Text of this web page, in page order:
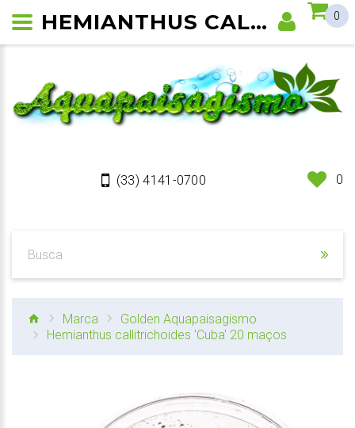
(33) 4141-0700 0
0
Marca
Golden Aquapaisagismo
Hemianthus callitrichoides 'Cuba' 20 maços
HEMIANTHUS CALLITRICHOIDES 'CUBA'